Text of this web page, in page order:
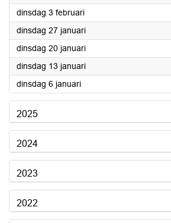
dinsdag 3 februari2026
dinsdag 27 januari2026
dinsdag 20 januari2026
dinsdag 13 januari2026
dinsdag 6 januari2026
2025
2024
2023
2022